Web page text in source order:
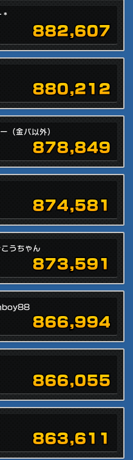
*
882,607
880,212
（金パ以外）
878,849
874,581
うちゃん
873,591
866,994
866,055
863,611